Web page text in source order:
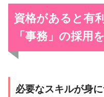
資格があると有
「事務」の採用
必要なスキルが身